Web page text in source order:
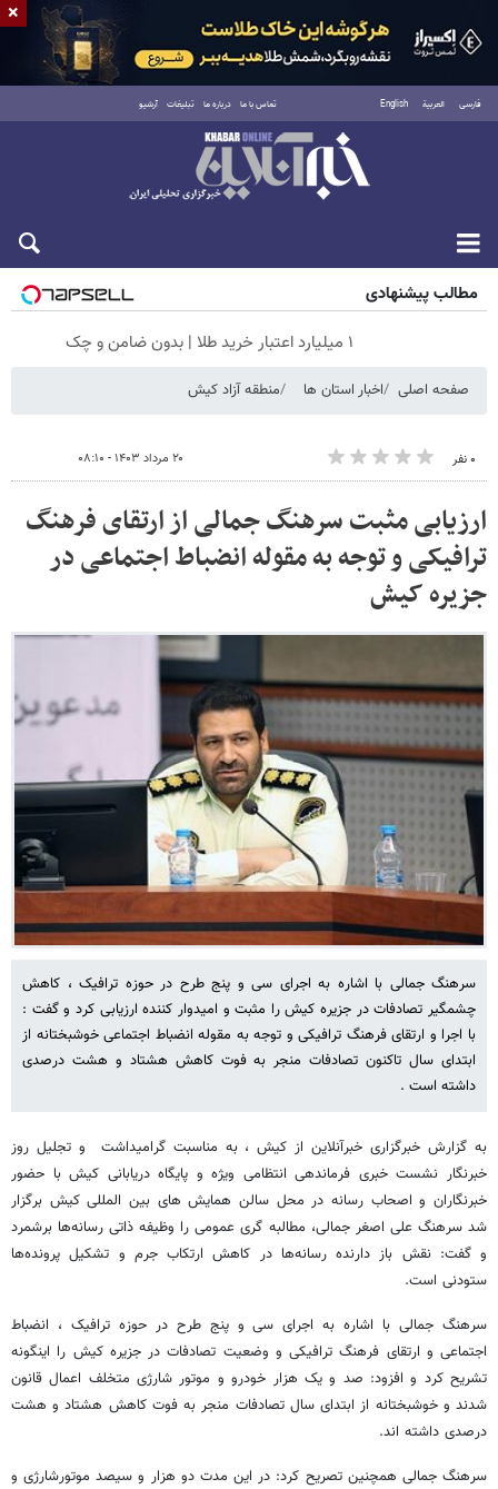
فارسی العربية English تماس با ما درباره ما تبلیغات آرشیو
شنبه ۱۷ مرداد ۱۴۰۵
مطالب پیشنهادی
۱ میلیارد اعتبار خرید طلا | بدون ضامن و چک
صفحه اصلی اخبار استان ها منطقه آزاد کیش
۰ نفر ۲۰ مرداد ۱۴۰۳ - ۰۸:۱۰
ارزیابی مثبت سرهنگ جمالی از ارتقای فرهنگ
ترافیکی و توجه به مقوله انضباط اجتماعی در
جزیره کیش
سرهنگ جمالی با اشاره به اجرای سی و پنج طرح در حوزه ترافیک ، کاهش
چشمگیر تصادفات در جزیره کیش را مثبت و امیدوار کننده ارزیابی کرد و گفت :
با اجرا و ارتقای فرهنگ ترافیکی و توجه به مقوله انضباط اجتماعی خوشبختانه از
ابتدای سال تاکنون تصادفات منجر به فوت کاهش هشتاد و هشت درصدی
داشته است .
به گزارش خبرگزاری خبرآنلاین از کیش ، به مناسبت گرامیداشت و تجلیل روز
خبرنگار نشست خبری فرماندهی انتظامی ویژه و پایگاه دریابانی کیش با حضور
خبرنگاران و اصحاب رسانه در محل سالن همایش های بین المللی کیش برگزار
شد سرهنگ علی اصغر جمالی، مطالبه گری عمومی را وظیفه ذاتی رسانه‌ها برشمرد
و گفت: نقش باز دارنده رسانه‌ها در کاهش ارتکاب جرم و تشکیل پرونده‌ها
ستودنی است.
سرهنگ جمالی با اشاره به اجرای سی و پنج طرح در حوزه ترافیک ، انضباط
اجتماعی و ارتقای فرهنگ ترافیکی و وضعیت تصادفات در جزیره کیش را اینگونه
تشریح کرد و افزود: صد و یک هزار خودرو و موتور شارژی متخلف اعمال قانون
شدند و خوشبختانه از ابتدای سال تصادفات منجر به فوت کاهش هشتاد و هشت
درصدی داشته اند.
سرهنگ جمالی همچنین تصریح کرد: در این مدت دو هزار و سیصد موتورشارژی و
×